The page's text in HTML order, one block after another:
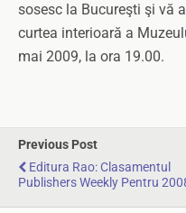
sosesc la Bucureşti şi vă
curtea interioară a
mai 2009, la ora 19.00.
Previous Post
Editura Rao: Clasamentul
Publishers Weekly Pentru